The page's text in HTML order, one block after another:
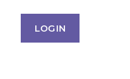
LOGIN